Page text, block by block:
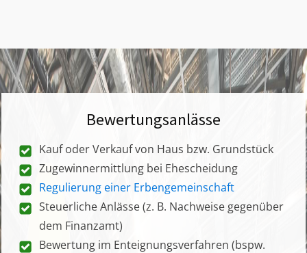
Bewertungsanlässe
Kauf oder Verkauf von Haus bzw. Grundstück
Zugewinnermittlung bei Ehescheidung
Regulierung einer Erbengemeinschaft
Steuerliche Anlässe (z. B. Nachweise gegenüber
dem Finanzamt)
Bewertung im Enteignungsverfahren (bspw.